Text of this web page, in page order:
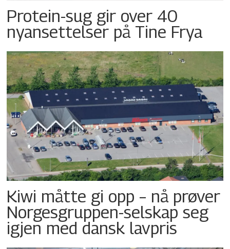
Protein-sug gir over 40
nyansettelser på Tine Frya
Kiwi måtte gi opp – nå prøver
Norgesgruppen-selskap seg
igjen med dansk lavpris